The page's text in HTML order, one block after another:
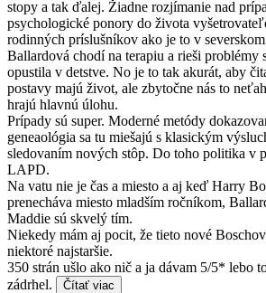
stopy a tak ďalej. Žiadne rozjímanie nad
psychologické ponory do života
rodinných príslušníkov ako je to v
Ballardová chodí na terapiu a rieši problémy
opustila v detstve. No je to tak akurát, aby
postavy majú život, ale zbytočne nás to
hrajú hlavnú úlohu.
Prípady sú super. Moderné metódy
geneaológia sa tu miešajú s klasickým
sledovaním nových stôp. Do toho politika v
LAPD.
Na vatu nie je čas a miesto a aj keď Harry
prenecháva miesto mladším ročníkom,
Maddie sú skvelý tím.
Niekedy mám aj pocit, že tieto nové
niektoré najstaršie.
350 strán ušlo ako nič a ja dávam 5/5* lebo
zádrhel.
Čítať viac